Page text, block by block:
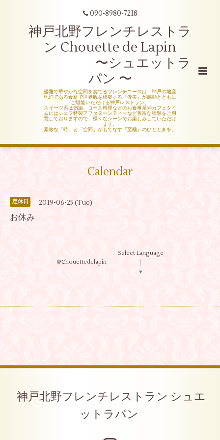
090-8980-7218
神戸北野フレンチレストラ
ン Chouette de Lapin
〜シュエットラ
パン 〜
優雅で華やかな空間を奏でるフレンチコースは、神戸の地産
地消である食材で世界観を構築する『優美』が感動とともに
ご堪能いただける神戸レストラン。
スイーツ系は勿論、コース料理などのお食事系やカフェタイ
ムにはシェフ特製アフタヌーンティーなど豊富な種類をご用
意しておりますので、様々なシーンでお楽しみしていただけ
ます。
素敵な「時」と「空間」がもてなす『至極』のひとときを。
Calendar
定休日 2019-06-25 (Tue)
お休み
@Ⅽhouettedelapin
Select Language
▼
神戸北野フレンチレストラン シュエ
ットラパン